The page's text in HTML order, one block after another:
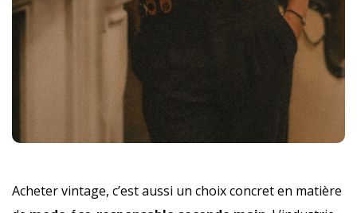
Acheter vintage, c’est aussi un choix concret en matière